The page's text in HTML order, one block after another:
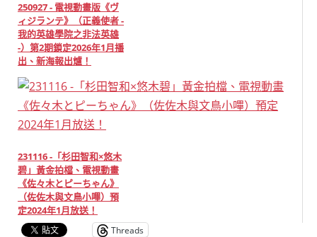
250927 - 電視動畫版《ヴ
ィジランテ》（正義使者 -
我的英雄學院之非法英雄
-）第2期鎖定2026年1月播
出、新海報出爐！
231116 -「杉田智和×悠木
碧」黃金拍檔、電視動畫
《佐々木とピーちゃん》
（佐佐木與文鳥小嗶）預
定2024年1月放送！
Threads